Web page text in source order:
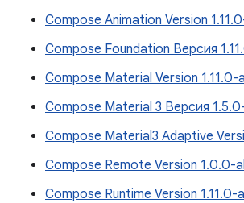
Compose Animation Version
Compose Foundation Версия
Compose Material Version 1.11.0-
Compose Material 3 Версия
Compose Material3 Adaptive
Compose Remote Version 1.0.0-
Compose Runtime Version 1.11.0-